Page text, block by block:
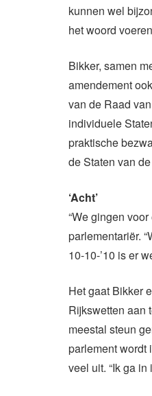
kunnen wel
het woord
Bikker, samen
amendement
van de Raad
individuele
praktische
de Staten van
‘Acht’
“We gingen
parlementariër.
10-10-’10 is er
Het gaat Bikker
Rijkswetten aan
meestal steun
parlement wordt
veel uit. “Ik ga